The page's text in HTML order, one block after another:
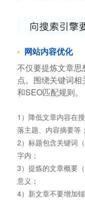
网站内容优化
不仅要提炼文章
点。围绕关键词
和SEO匹配规则。
1）降低文章内容在
落主题、内容摘要等；
2）标题包含关键词
字内；
3）提炼的文章概要
意义；
4）新文章不要增加